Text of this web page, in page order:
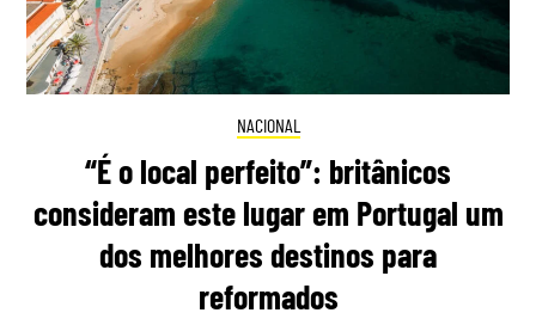
NACIONAL
“É o local perfeito”: britânicos
consideram este lugar em Portugal um
dos melhores destinos para
reformados